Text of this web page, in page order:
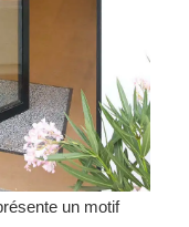
un motif